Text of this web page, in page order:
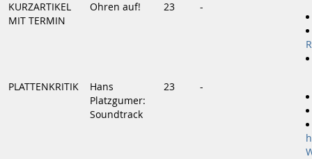
KURZARTIKEL
MIT TERMIN
Ohren auf! 23 -
PLATTENKRITIK
Hans
Platzgumer:
Soundtrack
23 -